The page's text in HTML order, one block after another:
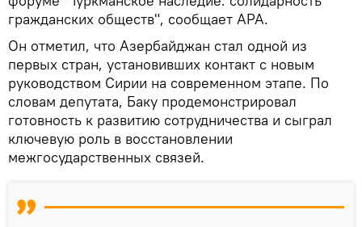
гражданских обществ", сообщает APA.
Он отметил, что Азербайджан стал одной из
первых стран, установивших контакт с новым
руководством Сирии на современном этапе. По
словам депутата, Баку продемонстрировал
готовность к развитию сотрудничества и сыграл
ключевую роль в восстановлении
межгосударственных связей.